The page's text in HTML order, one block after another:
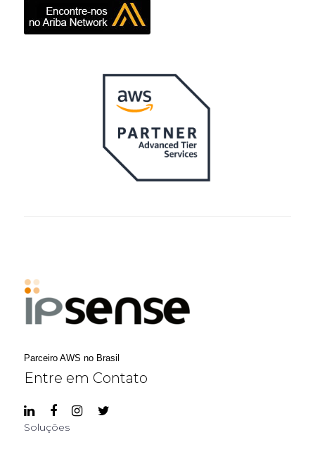
Parceiro AWS no Brasil
Entre em Contato
Soluções